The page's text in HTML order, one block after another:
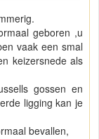
geboren ,u
vaak een smal
keizersnede als
gossen en
ligging kan je
bevallen,